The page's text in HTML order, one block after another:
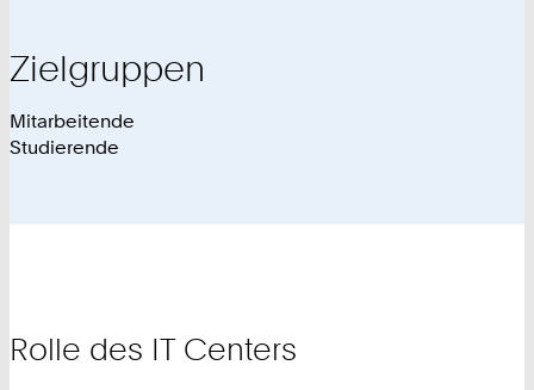
Zielgruppen
Mitarbeitende
Studierende
Rolle des IT Centers